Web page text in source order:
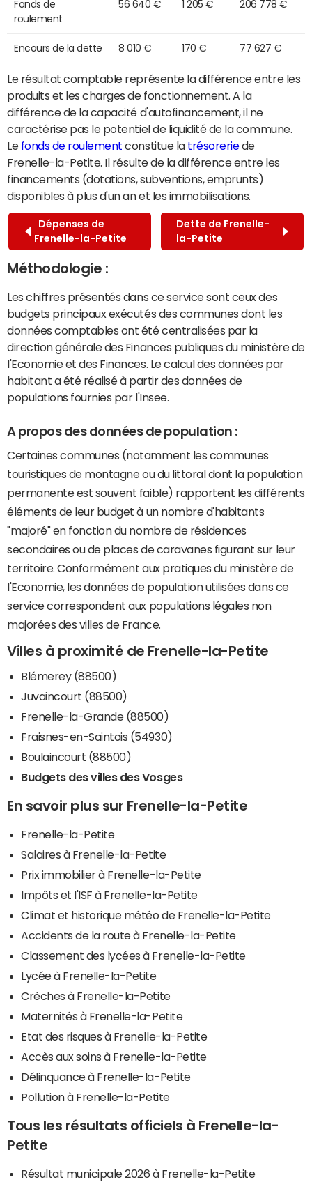
Fonds de
roulement
56 640 € 1 205 € 206 778 €
Encours de la dette 8 010 € 170 € 77 627 €
Le résultat comptable représente la différence entre les
produits et les charges de fonctionnement. A la
différence de la capacité d'autofinancement, il ne
caractérise pas le potentiel de liquidité de la commune.
Le fonds de roulement constitue la trésoreriede
Frenelle-la-Petite. Il résulte de la différence entre les
financements (dotations, subventions, emprunts)
disponibles à plus d'un an et les immobilisations.
Dépenses de
Frenelle-la-Petite
Dette de Frenelle-
la-Petite
Méthodologie :
Les chiffres présentés dans ce service sont ceux des
budgets principaux exécutés des communes dont les
données comptables ont été centralisées par la
direction générale des Finances publiques du ministère de
l'Economie et des Finances. Le calcul des données par
habitant a été réalisé à partir des données de
populations fournies par l'Insee.
A propos des données de population :
Certaines communes (notamment les communes
touristiques de montagne ou du littoral dont la population
permanente est souvent faible) rapportent les différents
éléments de leur budget à un nombre d'habitants
"majoré" en fonction du nombre de résidences
secondaires ou de places de caravanes figurant sur leur
territoire. Conformément aux pratiques du ministère de
l'Economie, les données de population utilisées dans ce
service correspondent aux populations légales non
majorées des villes de France.
Villes à proximité de Frenelle-la-Petite
Blémerey (88500)
Juvaincourt (88500)
Frenelle-la-Grande (88500)
Fraisnes-en-Saintois (54930)
Boulaincourt (88500)
Budgets des villes des Vosges
En savoir plus sur Frenelle-la-Petite
Frenelle-la-Petite
Salaires à Frenelle-la-Petite
Prix immobilier à Frenelle-la-Petite
Impôts et l'ISF à Frenelle-la-Petite
Climat et historique météo de Frenelle-la-Petite
Accidents de la route à Frenelle-la-Petite
Classement des lycées à Frenelle-la-Petite
Lycée à Frenelle-la-Petite
Crèches à Frenelle-la-Petite
Maternités à Frenelle-la-Petite
Etat des risques à Frenelle-la-Petite
Accès aux soins à Frenelle-la-Petite
Délinquance à Frenelle-la-Petite
Pollution à Frenelle-la-Petite
Tous les résultats officiels à Frenelle-la-
Petite
Résultat municipale 2026 à Frenelle-la-Petite